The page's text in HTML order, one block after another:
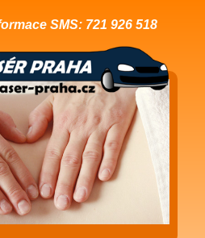
SMS: 721 926 518